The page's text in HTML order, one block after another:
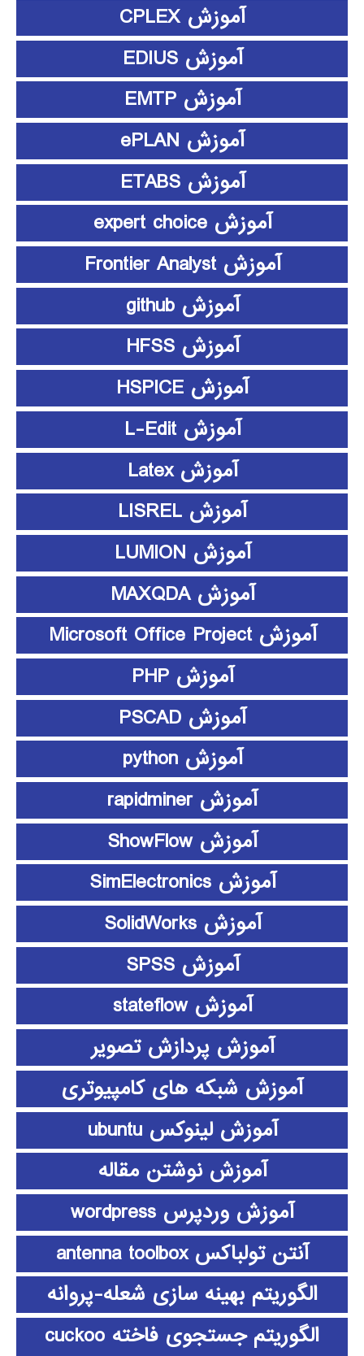
آموزش CPLEX
آموزش EDIUS
آموزش EMTP
آموزش ePLAN
آموزش ETABS
آموزش expert choice
آموزش Frontier Analyst
آموزش github
آموزش HFSS
آموزش HSPICE
آموزش L-Edit
آموزش Latex
آموزش LISREL
آموزش LUMION
آموزش MAXQDA
آموزش Microsoft Office Project
آموزش PHP
آموزش PSCAD
آموزش python
آموزش rapidminer
آموزش ShowFlow
آموزش SimElectronics
آموزش SolidWorks
آموزش SPSS
آموزش stateflow
آموزش پردازش تصویر
آموزش شبکه های کامپیوتری
آموزش لینوکس ubuntu
آموزش نوشتن مقاله
آموزش وردپرس wordpress
آنتن تولباکس antenna toolbox
الگوریتم بهینه سازی شعله-پروانه
الگوریتم جستجوی فاخته cuckoo